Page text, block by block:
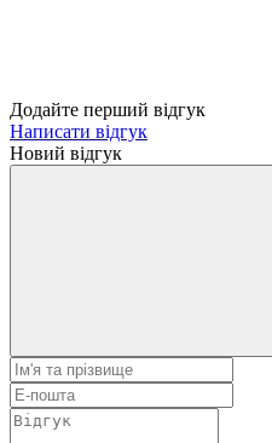
Додайте перший відгук
Написати відгук
Новий відгук